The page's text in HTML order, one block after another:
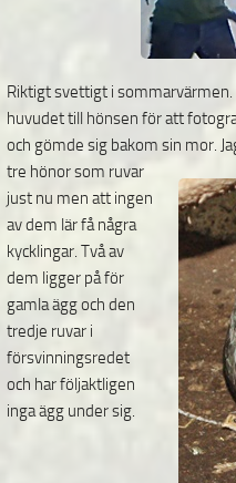
Riktigt svettigt i
huvudet till hönsen för att
och gömde sig bakom sin mor.
tre hönor som ruvar
just nu men att ingen
av dem lär få några
kycklingar. Två av
dem ligger på för
gamla ägg och den
tredje ruvar i
försvinningsredet
och har följaktligen
inga ägg under sig.